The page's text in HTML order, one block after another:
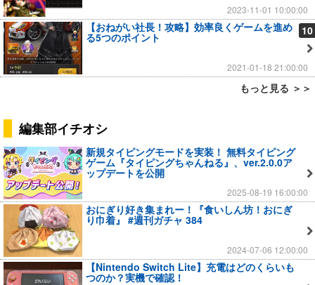
2023-11-01 10:00:00
10
【おねがい社長！攻略】効率良くゲームを進め
る5つのポイント
2021-01-18 21:00:00
もっと見る ＞＞
編集部イチオシ
新規タイピングモードを実装！ 無料タイピング
ゲーム『タイピングちゃんねる』、ver.2.0.0ア
ップデートを公開
2025-08-19 16:00:00
おにぎり好き集まれー！『食いしん坊！おにぎ
り巾着』 #週刊ガチャ 384
2024-07-06 12:00:00
【Nintendo Switch Lite】充電はどのくらいも
つのか？実機で確認！